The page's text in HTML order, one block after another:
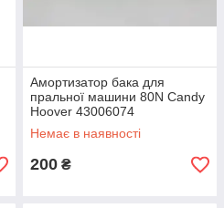
Амортизатор бака для
пральної машини 80N Candy
Hoover 43006074
Немає в наявності
200 ₴